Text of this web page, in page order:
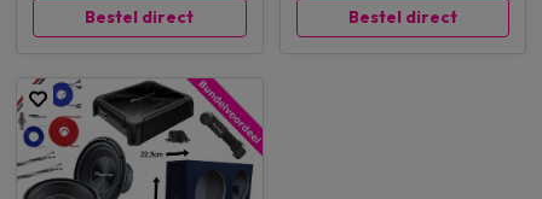
Bestel direct Bestel direct